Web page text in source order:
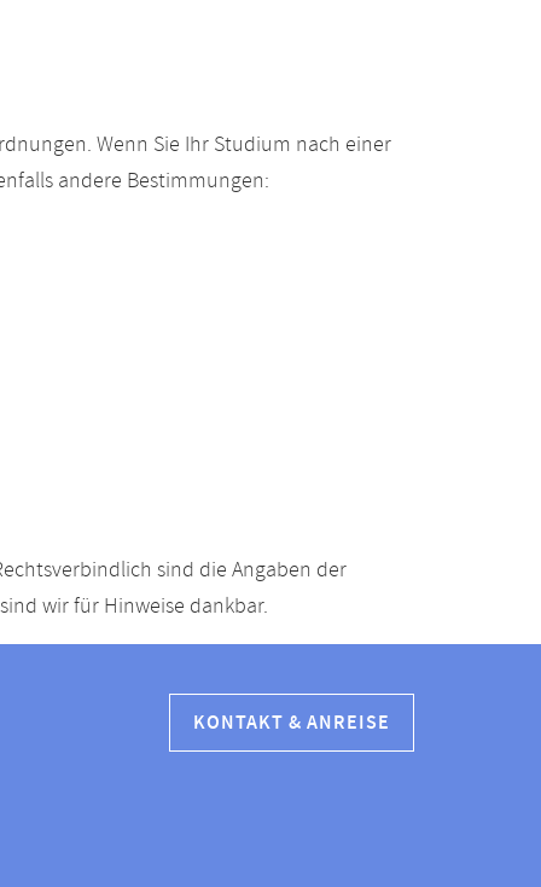
Wenn Sie Ihr Studium nach einer
andere Bestimmungen:
sind die Angaben der
wir für Hinweise dankbar.
KONTAKT & ANREISE